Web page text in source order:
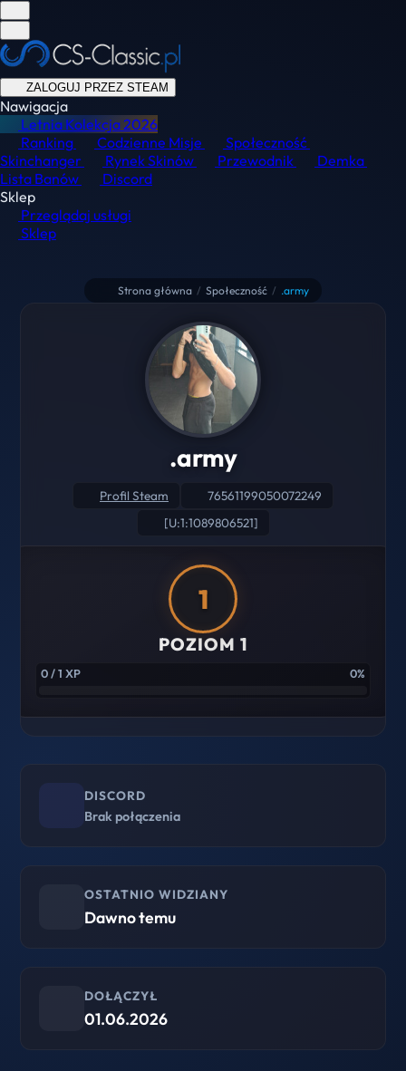
ZALOGUJ PRZEZ STEAM
Nawigacja
Letnia Kolekcja2026
Ranking
Codzienne Misje
Społeczność
Skinchanger
Rynek Skinów Przewodnik
Demka
Lista Banów
Discord
Sklep
Przeglądaj usługi
Sklep
Strona główna / Społeczność / .army
.army
Profil Steam
76561199050072249
[U:1:1089806521]
1
POZIOM 1
0 / 1 XP 0%
DISCORD
Brak połączenia
OSTATNIO WIDZIANY
Dawno temu
DOŁĄCZYŁ
01.06.2026